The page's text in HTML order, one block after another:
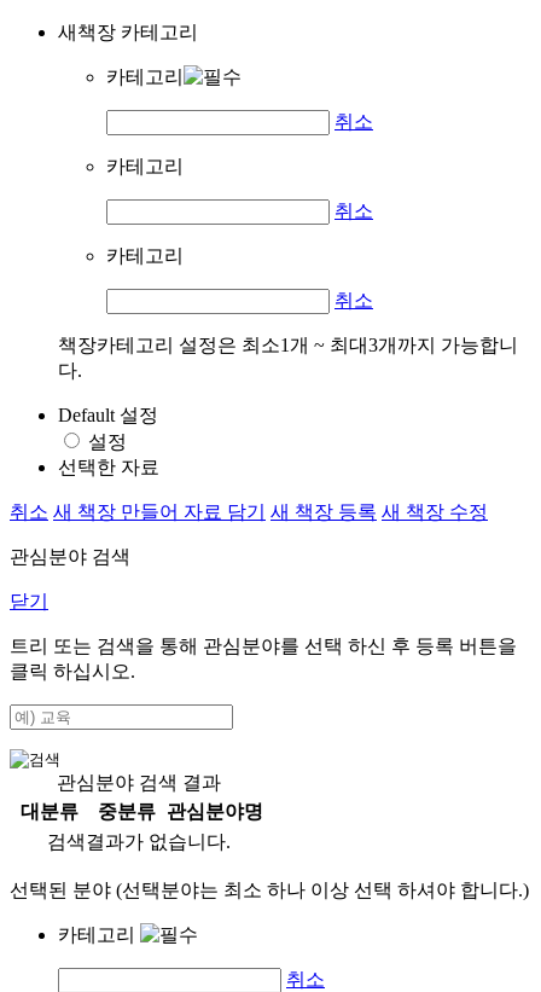
새책장 카테고리
카테고리
취소
카테고리
취소
카테고리
취소
책장카테고리 설정은 최소1개 ~ 최대3개까지 가능합니
다.
Default 설정
설정
선택한 자료
취소 새 책장 만들어 자료 담기 새 책장 등록 새 책장 수정
관심분야 검색
닫기
트리 또는 검색을 통해 관심분야를 선택 하신 후 등록 버튼을
클릭 하십시오.
관심분야 검색 결과
대분류
중분류
관심분야명
검색결과가 없습니다.
선택된 분야 (선택분야는 최소 하나 이상 선택 하셔야 합니다.)
카테고리
취소